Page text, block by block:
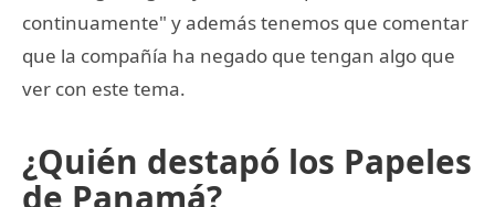
continuamente" y además tenemos que comentar
que la compañía ha negado que tengan algo que
ver con este tema.
¿Quién destapó los Papeles
de Panamá?